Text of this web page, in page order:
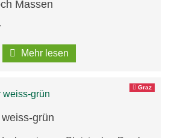
Massen
Mehr lesen
Graz
grün